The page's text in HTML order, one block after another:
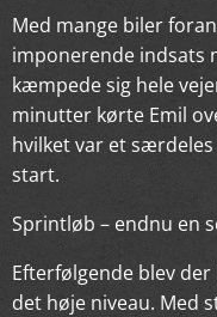
Med mange biler
imponerende indsats
kæmpede sig hele
minutter kørte Emil
hvilket var et
start.
Sprintløb – endnu en
Efterfølgende blev
det høje niveau. Med